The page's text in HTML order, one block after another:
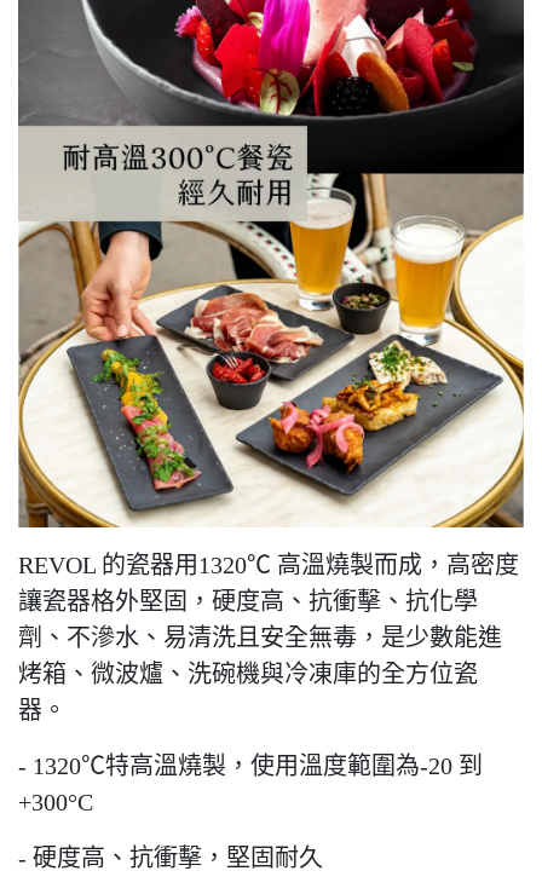
REVOL 的瓷器用1320℃ 高溫燒製而成，高密度
讓瓷器格外堅固，硬度高、抗衝擊、抗化學
劑、不滲水、易清洗且安全無毒，是少數能進
烤箱、微波爐、洗碗機與冷凍庫的全方位瓷
器。
- 1320℃特高溫燒製，使用溫度範圍為-20 到
+300°C
- 硬度高、抗衝擊，堅固耐久